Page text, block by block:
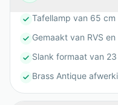
Tafellamp van 65 cm
Gemaakt van RVS en
Slank formaat van
Brass Antique